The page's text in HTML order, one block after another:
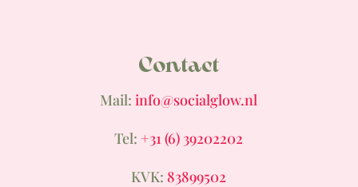
Contact
Mail: info@socialglow.nl
Tel: +31 (6) 39202202
KVK: 83899502